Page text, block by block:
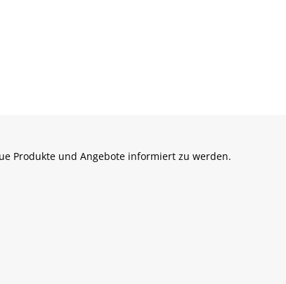
Produkte und Angebote informiert zu werden.